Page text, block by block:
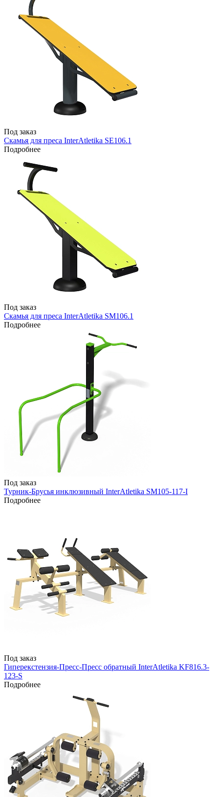
Под заказ
Скамья для преса InterAtletika SE106.1
Подробнее
Под заказ
Скамья для преса InterAtletika SM106.1
Подробнее
Под заказ
Турник-Брусья инклюзивный InterAtletika SM105-117-I
Подробнее
Под заказ
Гиперекстензия-Пресс-Пресс обратный InterAtletika KF816.3-
123-S
Подробнее